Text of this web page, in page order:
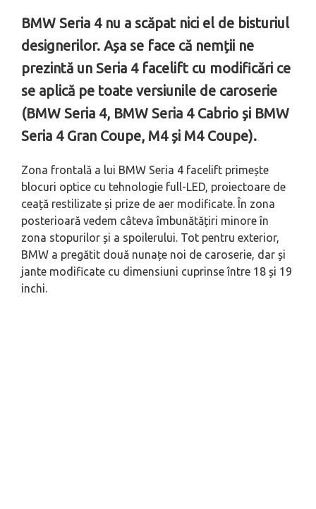
BMW Seria 4 nu a scăpat nici el de bisturiul
designerilor. Așa se face că nemții ne
prezintă un Seria 4 facelift cu modificări ce
se aplică pe toate versiunile de caroserie
(BMW Seria 4, BMW Seria 4 Cabrio și BMW
Seria 4 Gran Coupe, M4 și M4 Coupe).
Zona frontală a lui BMW Seria 4 facelift primește
blocuri optice cu tehnologie full-LED, proiectoare de
ceață restilizate și prize de aer modificate. În zona
posterioară vedem câteva îmbunătățiri minore în
zona stopurilor și a spoilerului. Tot pentru exterior,
BMW a pregătit două nunațe noi de caroserie, dar și
jante modificate cu dimensiuni cuprinse între 18 și 19
inchi.